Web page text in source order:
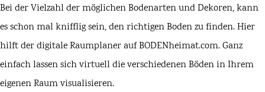
Bei der Vielzahl der möglichen Bodenarten und Dekoren, kann
es schon mal knifflig sein, den richtigen Boden zu finden. Hier
hilft der digitale Raumplaner auf BODENheimat.com. Ganz
einfach lassen sich virtuell die verschiedenen Böden in Ihrem
eigenen Raum visualisieren.